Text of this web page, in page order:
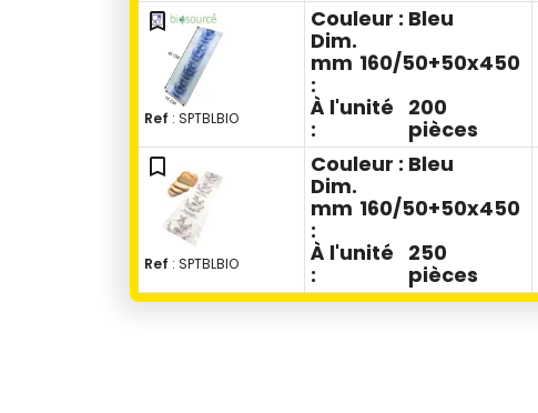
bookmark_outline
Ref : SPTBLBIO
Couleur : Bleu
Dim.
mm
:
160/50+50x450
À l'unité
:
200
pièces
bookmark_outline
Ref : SPTBLBIO
Couleur : Bleu
Dim.
mm
:
160/50+50x450
À l'unité
:
250
pièces